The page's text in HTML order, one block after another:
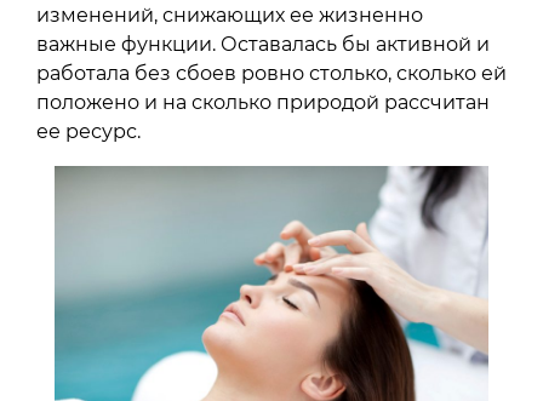
изменений, снижающих ее жизненно
важные функции. Оставалась бы активной и
работала без сбоев ровно столько, сколько ей
положено и на сколько природой рассчитан
ее ресурс.